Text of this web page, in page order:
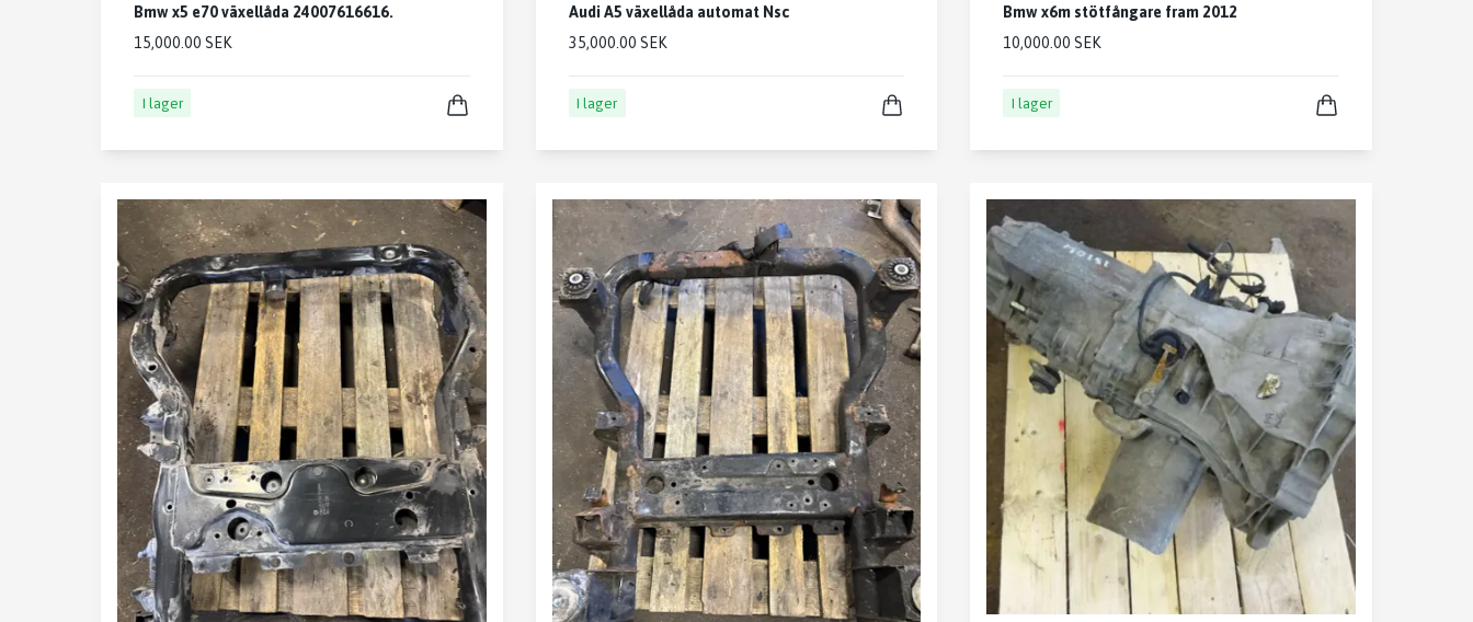
Bmw x5 e70 växellåda 24007616616.
15,000.00 SEK
I lager
Audi A5 växellåda automat Nsc
35,000.00 SEK
I lager
Bmw x6m stötfångare fram 2012
10,000.00 SEK
I lager